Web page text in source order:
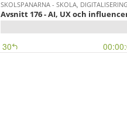
SKOLSPANARNA - SKOLA,
Avsnitt 176 - AI, UX och
30